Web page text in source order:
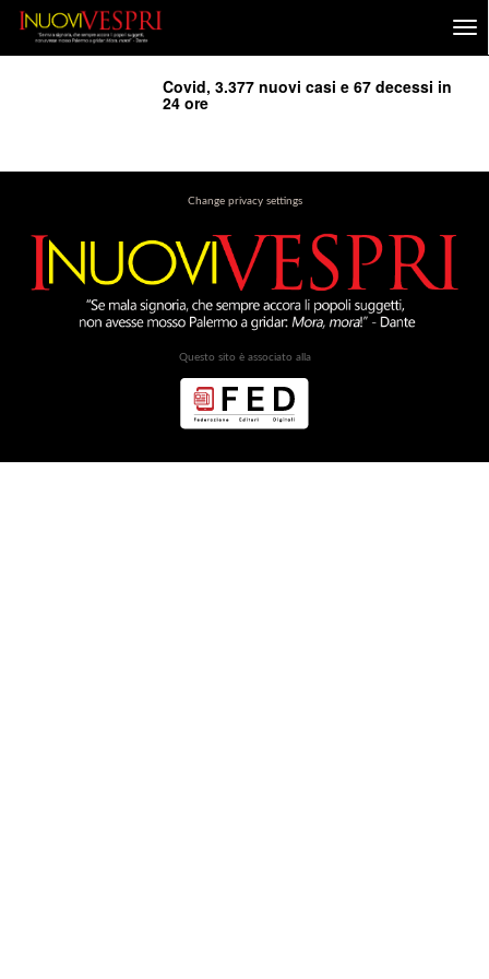
Covid, 3.377 nuovi casi e 67 decessi in
24 ore
Change privacy settings
Questo sito è associato alla